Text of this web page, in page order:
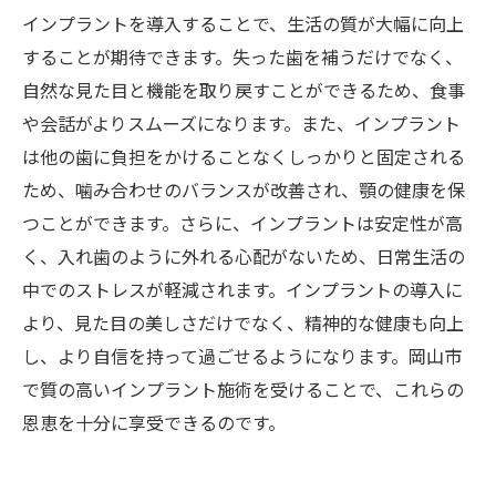
インプラントを導入することで、生活の質が大幅に向上
することが期待できます。失った歯を補うだけでなく、
自然な見た目と機能を取り戻すことができるため、食事
や会話がよりスムーズになります。また、インプラント
は他の歯に負担をかけることなくしっかりと固定される
ため、噛み合わせのバランスが改善され、顎の健康を保
つことができます。さらに、インプラントは安定性が高
く、入れ歯のように外れる心配がないため、日常生活の
中でのストレスが軽減されます。インプラントの導入に
より、見た目の美しさだけでなく、精神的な健康も向上
し、より自信を持って過ごせるようになります。岡山市
で質の高いインプラント施術を受けることで、これらの
恩恵を十分に享受できるのです。